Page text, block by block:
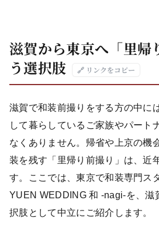
滋賀から東京へ「里帰
う選択肢
🔗 リンクをコピー
滋賀で和装前撮りをする方の中に
して暮らしているご家族やパート
なくありません。帰省や上京の機
装を残す「里帰り前撮り」は、近
す。ここでは、東京で和装専門ス
YUEN WEDDING 和 -nagi-を、滋
択肢として中立にご紹介します。